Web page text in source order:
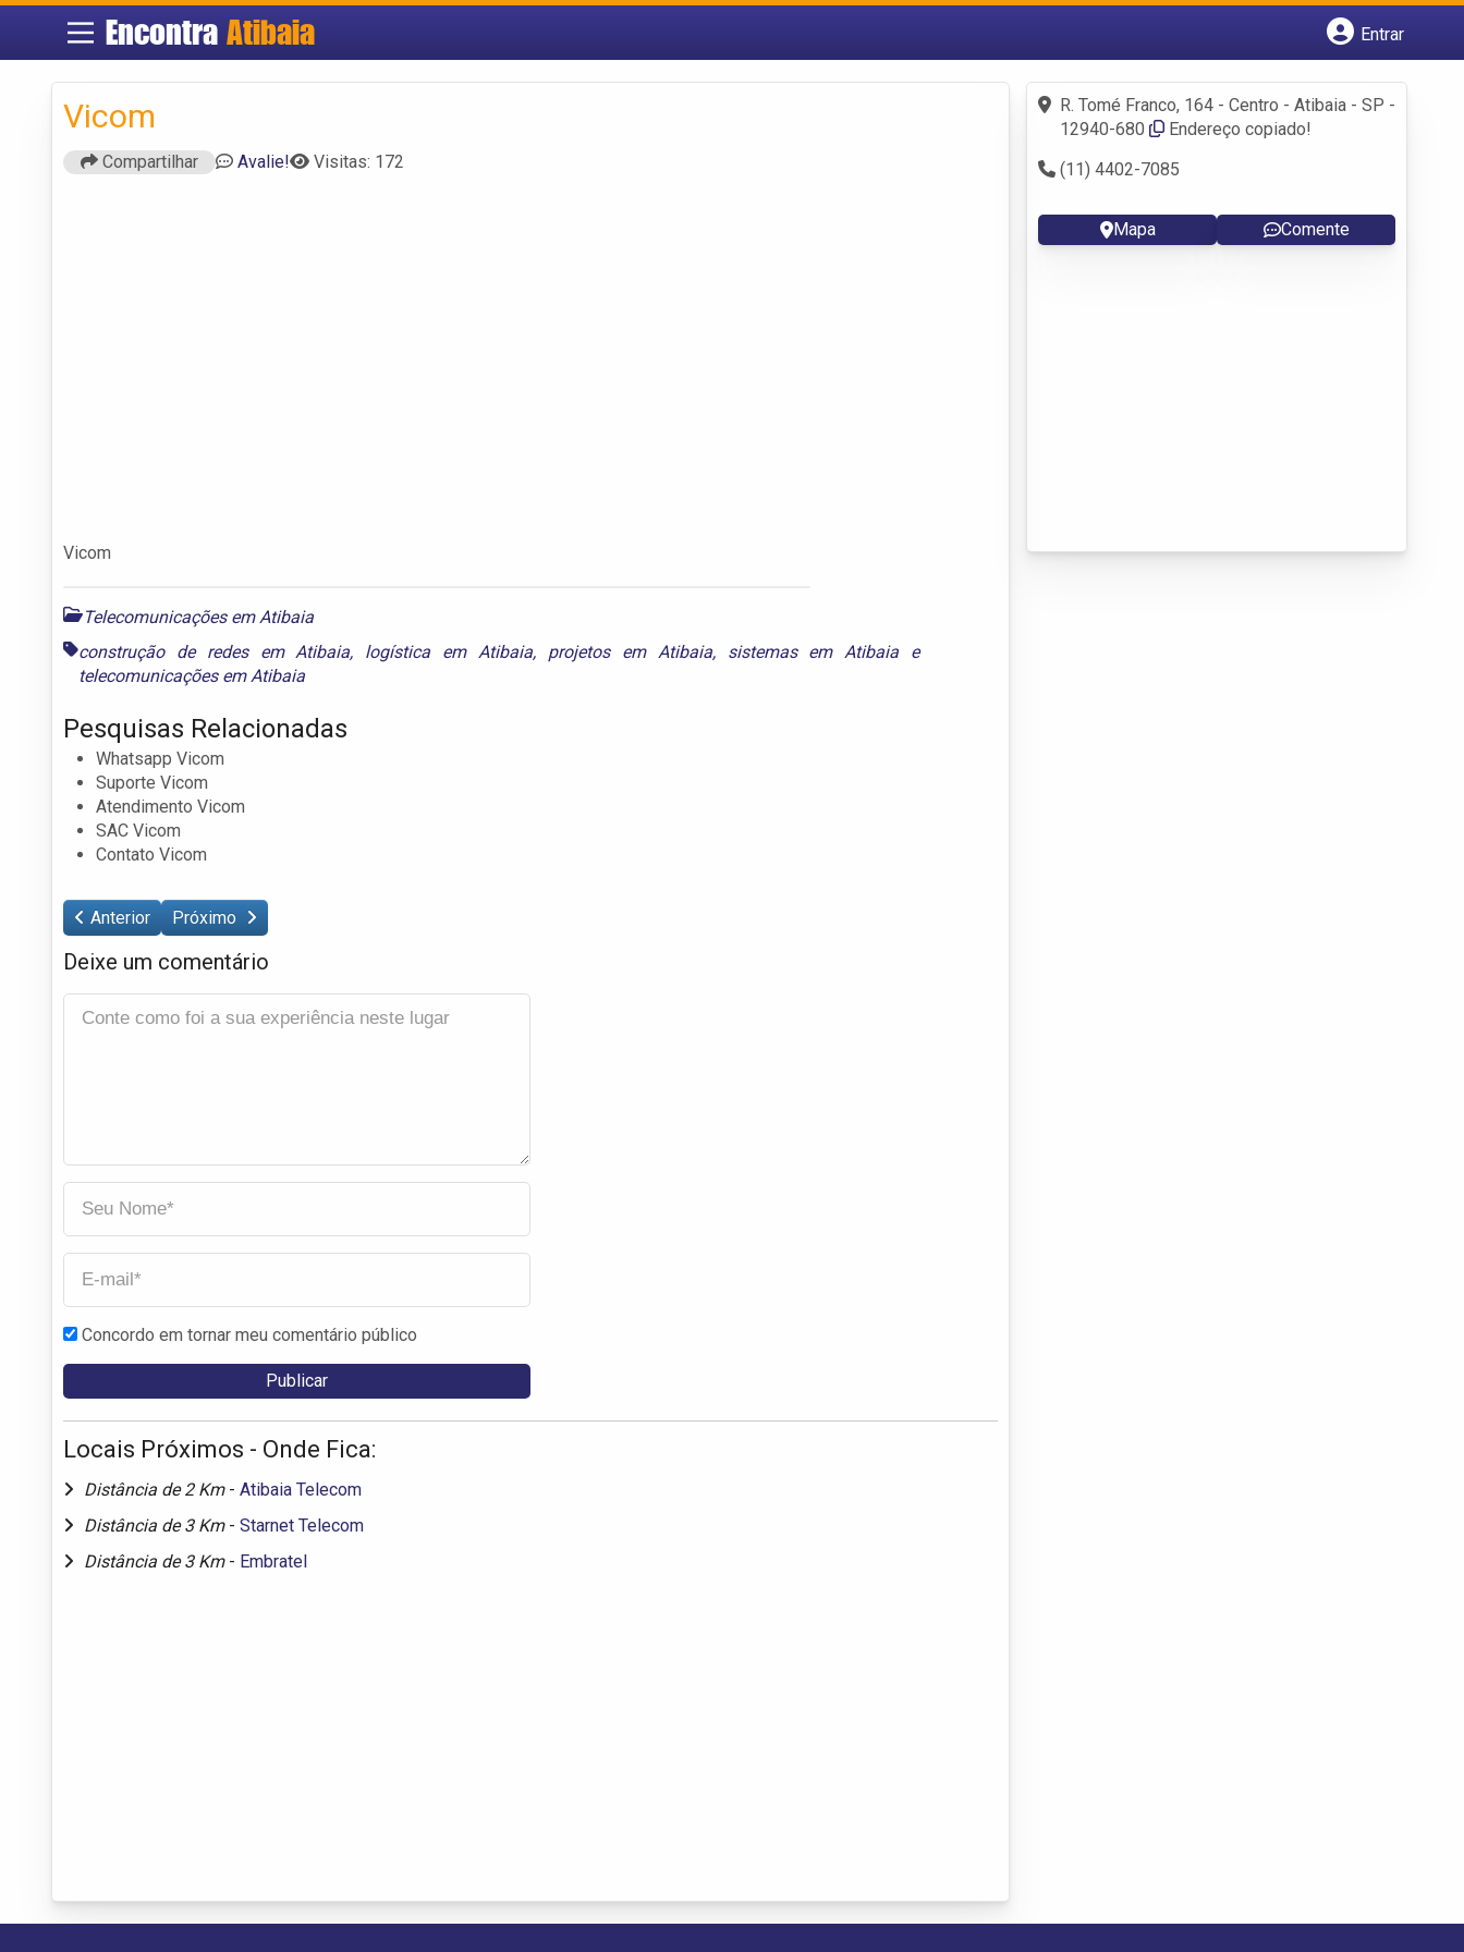
EncontraAtibaia
Entrar
Fazer login
Criar conta
Vicom
Compartilhar Avalie! Visitas: 172
Vicom
Telecomunicações em Atibaia
construção de redes em Atibaia, logística em Atibaia, projetos em Atibaia, sistemas em Atibaia e
telecomunicações em Atibaia
Pesquisas Relacionadas
Whatsapp Vicom
Suporte Vicom
Atendimento Vicom
SAC Vicom
Contato Vicom
Anterior Próximo
Deixe um comentário
Concordo em tornar meu comentário público
Locais Próximos - Onde Fica:
Distância de 2 Km - Atibaia Telecom
Distância de 3 Km - Starnet Telecom
Distância de 3 Km - Embratel
R. Tomé Franco, 164 - Centro - Atibaia - SP -
12940-680
Endereço copiado!
(11) 4402-7085
Mapa Comente